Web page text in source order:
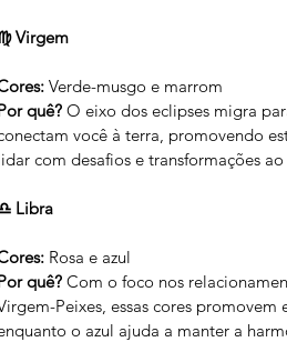
Virgem
Verde-musgo e marrom
quê? O eixo dos eclipses migra
você à terra, promovendo
com desafios e transformações
Libra
Rosa e azul
quê? Com o foco nos
Peixes, essas cores
o azul ajuda a manter a